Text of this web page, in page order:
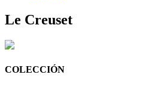
Le Creuset
COLECCIÓN